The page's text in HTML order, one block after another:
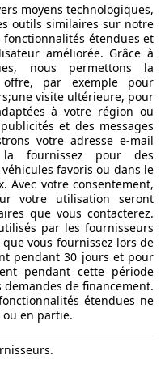
eco2 Authentique Euro 5
moyens technologiques,
outils similaires sur notre
étendues et
améliorée. Grâce à
nous permettons la
par exemple pour
visite ultérieure, pour
à votre région ou
et des messages
votre adresse e-mail
la fournissez pour des
favoris ou dans le
Avec votre consentement,
votre utilisation seront
que vous contacterez.
par les fournisseurs
vous fournissez lors de
pendant 30 jours et pour
pendant cette période
de financement.
étendues ne
en partie.